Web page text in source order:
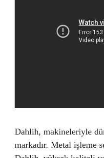
Dahlih, makineleriyle
markadır. Metal işleme